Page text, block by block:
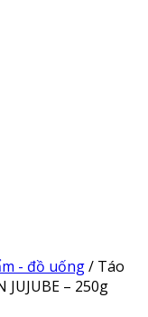
- đồ uống/ Táo
– 250g